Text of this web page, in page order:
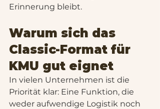
Erinnerung bleibt.
Warum sich das
Classic-Format für
KMU gut eignet
In vielen Unternehmen ist die
Priorität klar: Eine Funktion, die
weder aufwendige Logistik noch